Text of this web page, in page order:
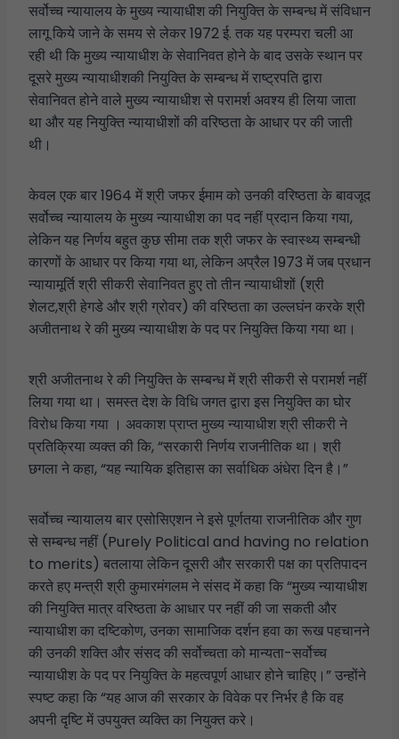
सर्वोच्च न्यायालय के मुख्य न्यायाधीश की नियुक्ति के सम्बन्ध में संविधान
लागू किये जाने के समय से लेकर 1972 ई. तक यह परम्परा चली आ
रही थी कि मुख्य न्यायाधीश के सेवानिवत होने के बाद उसके स्थान पर
दूसरे मुख्य न्यायाधीशकी नियुक्ति के सम्बन्ध में राष्ट्रपति द्वारा
सेवानिवत होने वाले मुख्य न्यायाधीश से परामर्श अवश्य ही लिया जाता
था और यह नियुक्ति न्यायाधीशों की वरिष्ठता के आधार पर की जाती
थी।
केवल एक बार 1964 में श्री जफर ईमाम को उनकी वरिष्ठता के बावजूद
सर्वोच्च न्यायालय के मुख्य न्यायाधीश का पद नहीं प्रदान किया गया,
लेकिन यह निर्णय बहुत कुछ सीमा तक श्री जफर के स्वास्थ्य सम्बन्धी
कारणों के आधार पर किया गया था, लेकिन अप्रैल 1973 में जब प्रधान
न्यायामूर्ति श्री सीकरी सेवानिवत हुए तो तीन न्यायाधीशों (श्री
शेलट,श्री हेगडे और श्री ग्रोवर) की वरिष्ठता का उल्लघंन करके श्री
अजीतनाथ रे की मुख्य न्यायाधीश के पद पर नियुक्ति किया गया था।
श्री अजीतनाथ रे की नियुक्ति के सम्बन्ध में श्री सीकरी से परामर्श नहीं
लिया गया था। समस्त देश के विधि जगत द्वारा इस नियुक्ति का घोर
विरोध किया गया । अवकाश प्राप्त मुख्य न्यायाधीश श्री सीकरी ने
प्रतिक्रिया व्यक्त की कि, “सरकारी निर्णय राजनीतिक था। श्री
छगला ने कहा, “यह न्यायिक इतिहास का सर्वाधिक अंधेरा दिन है।”
सर्वोच्च न्यायालय बार एसोसिएशन ने इसे पूर्णतया राजनीतिक और गुण
से सम्बन्ध नहीं (Purely Political and having no relation
to merits) बतलाया लेकिन दूसरी और सरकारी पक्ष का प्रतिपादन
करते हए मन्त्री श्री कुमारमंगलम ने संसद में कहा कि “मुख्य न्यायाधीश
की नियुक्ति मात्र वरिष्ठता के आधार पर नहीं की जा सकती और
न्यायाधीश का दष्टिकोण, उनका सामाजिक दर्शन हवा का रूख पहचानने
की उनकी शक्ति और संसद की सर्वोच्चता को मान्यता-सर्वोच्च
न्यायाधीश के पद पर नियुक्ति के महत्वपूर्ण आधार होने चाहिए।” उन्होंने
स्पष्ट कहा कि “यह आज की सरकार के विवेक पर निर्भर है कि वह
अपनी दृष्टि में उपयुक्त व्यक्ति का नियुक्त करे।